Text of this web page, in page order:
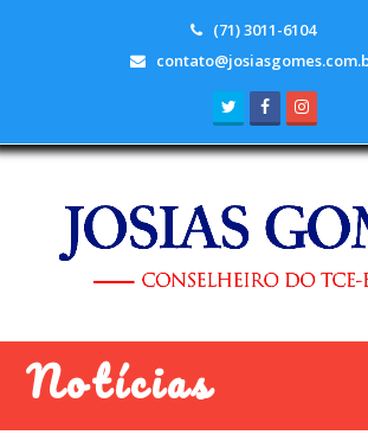
(71) 3011-6104
TwitterFacebook
Notícias